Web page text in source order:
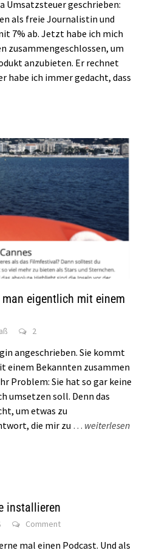
Umsatzsteuer geschrieben:
als freie Journalistin und
7% ab. Jetzt habe ich mich
zusammengeschlossen, um
anzubieten. Er rechnet
habe ich immer gedacht, dass
eigentlich mit einem
2
angeschrieben. Sie kommt
einem Bekannten zusammen
Problem: Sie hat so gar keine
umsetzen soll. Denn das
um etwas zu
die mir zu … weiterlesen
installieren
Comment
mal einen Podcast. Und als